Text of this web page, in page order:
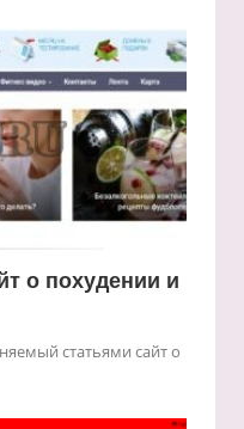
о похудении и
статьями сайт о